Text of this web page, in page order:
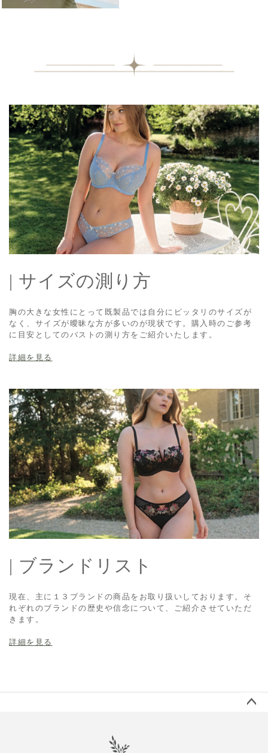
❶ ４枚パネル仕立てのパッドカップ
❷ 驚きのリフトアップ効果
❸ 約3cm幅のシリコンテープ付
❹ 脇流れ防止サイドボーン仕様
❺ シーンに合わせて取り外し
❻ 3列5段ホックで安定感
| サイズの測り方
胸の大きな女性にとって既製品では自分にピッタリのサイズが
なく、サイズが曖昧な方が多いのが現状です。購入時のご参考
に目安としてのバストの測り方をご紹介いたします。
詳細を見る
| ブランドリスト
現在、主に１３ブランドの商品をお取り扱いしております。そ
れぞれのブランドの歴史や信念について、ご紹介させていただ
きます。
詳細を見る